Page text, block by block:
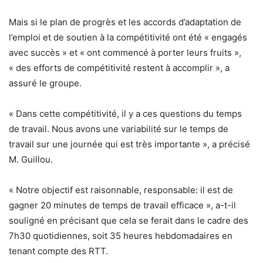
Mais si le plan de progrès et les accords d’adaptation de
l’emploi et de soutien à la compétitivité ont été « engagés
avec succès » et « ont commencé à porter leurs fruits »,
« des efforts de compétitivité restent à accomplir », a
assuré le groupe.
« Dans cette compétitivité, il y a ces questions du temps
de travail. Nous avons une variabilité sur le temps de
travail sur une journée qui est très importante », a précisé
M. Guillou.
« Notre objectif est raisonnable, responsable: il est de
gagner 20 minutes de temps de travail efficace », a-t-il
souligné en précisant que cela se ferait dans le cadre des
7h30 quotidiennes, soit 35 heures hebdomadaires en
tenant compte des RTT.